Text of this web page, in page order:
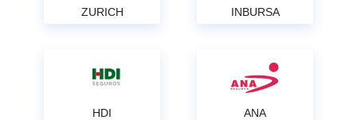
ZURICH INBURSA
HDI ANA